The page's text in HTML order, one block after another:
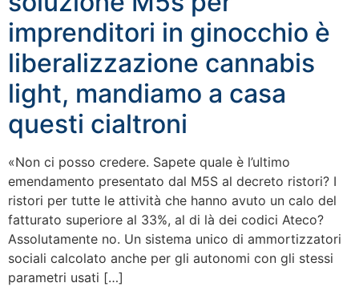
imprenditori in ginocchio è
liberalizzazione cannabis
light, mandiamo a casa
questi cialtroni
«Non ci posso credere. Sapete quale è l’ultimo
emendamento presentato dal M5S al decreto ristori? I
ristori per tutte le attività che hanno avuto un calo del
fatturato superiore al 33%, al di là dei codici Ateco?
Assolutamente no. Un sistema unico di ammortizzatori
sociali calcolato anche per gli autonomi con gli stessi
parametri usati […]